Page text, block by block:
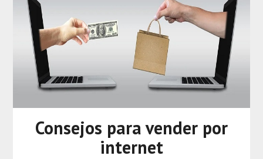
Consejos para vender por
internet